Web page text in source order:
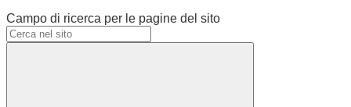
Campo di ricerca per le pagine del sito